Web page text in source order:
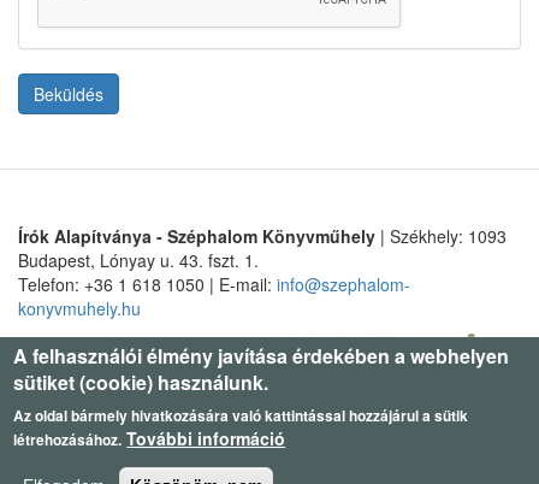
Beküldés
Írók Alapítványa - Széphalom Könyvműhely | Székhely: 1093
Budapest, Lónyay u. 43. fszt. 1.
Telefon: +36 1 618 1050 | E-mail: info@szephalom-
konyvmuhely.hu
A felhasználói élmény javítása érdekében a webhelyen
sütiket (cookie) használunk.
Az oldal bármely hivatkozására való kattintással hozzájárul a sütik
létrehozásához. További információ